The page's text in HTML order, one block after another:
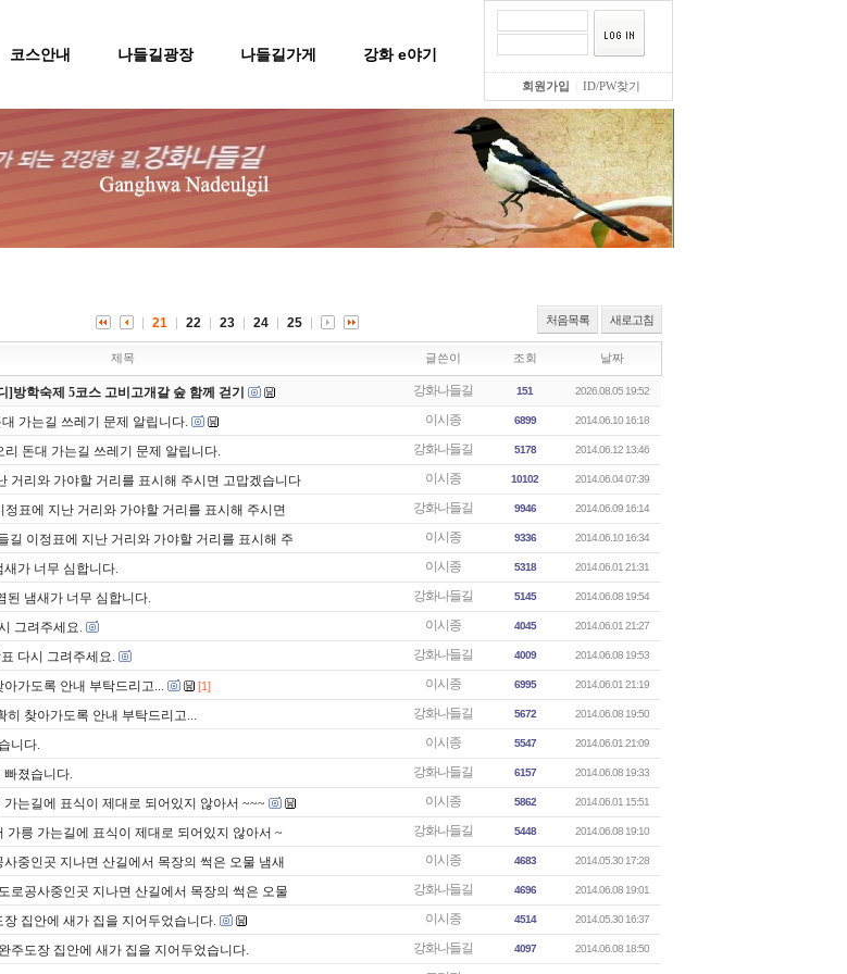
코스안내 나들길광장 나들길가게 강화 e야기
회원가입 ID/PW찾기
처음목록 새로고침
21 22 23 24 25
제목 글쓴이 조회 날짜
]방학숙제 5코스 고비고개갈 숲 함께 걷기 강화나들길 151 2026.08.05 19:52
가는길 쓰레기 문제 알립니다. 이시종 6899 2014.06.10 16:18
리 돈대 가는길 쓰레기 문제 알립니다. 강화나들길 5178 2014.06.12 13:46
거리와 가야할 거리를 표시해 주시면 고맙겠습니다 이시종 10102 2014.06.04 07:39
정표에 지난 거리와 가야할 거리를 표시해 주시면 강화나들길 9946 2014.06.09 16:14
길 이정표에 지난 거리와 가야할 거리를 표시해 주 이시종 9336 2014.06.10 16:34
가 너무 심합니다. 이시종 5318 2014.06.01 21:31
된 냄새가 너무 심합니다. 강화나들길 5145 2014.06.08 19:54
그려주세요. 이시종 4045 2014.06.01 21:27
다시 그려주세요. 강화나들길 4009 2014.06.08 19:53
가도록 안내 부탁드리고... [1] 이시종 6995 2014.06.01 21:19
히 찾아가도록 안내 부탁드리고... 강화나들길 5672 2014.06.08 19:50
니다. 이시종 5547 2014.06.01 21:09
빠졌습니다. 강화나들길 6157 2014.06.08 19:33
는길에 표식이 제대로 되어있지 않아서 ~~~ 이시종 5862 2014.06.01 15:51
가릉 가는길에 표식이 제대로 되어있지 않아서 ~ 강화나들길 5448 2014.06.08 19:10
중인곳 지나면 산길에서 목장의 썩은 오물 냄새 이시종 4683 2014.05.30 17:28
로공사중인곳 지나면 산길에서 목장의 썩은 오물 강화나들길 4696 2014.06.08 19:01
집안에 새가 집을 지어두었습니다. 이시종 4514 2014.05.30 16:37
주도장 집안에 새가 집을 지어두었습니다. 강화나들길 4097 2014.06.08 18:50